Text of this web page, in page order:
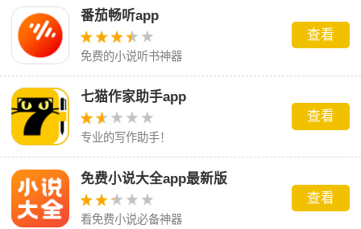
番茄畅听app
免费的小说听书神器
查看
七猫作家助手app
专业的写作助手！
查看
免费小说大全app最新版
看免费小说必备神器
查看